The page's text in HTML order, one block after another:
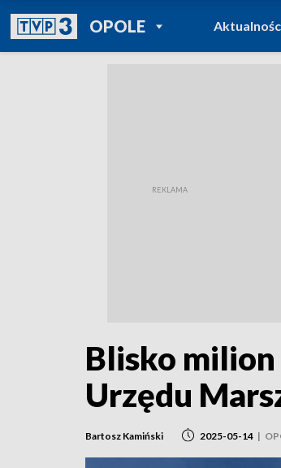
OPOLEPOWRÓT DO
TVP REGIONY
Blisko milion
Urzędu
Bartosz Kamiński 2025-05-14 |